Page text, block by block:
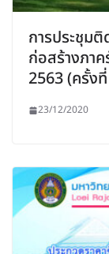
การประชุมติ
ก่อสร้างภา
2563 (ครั้ง
23/12/2020